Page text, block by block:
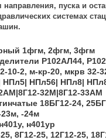
пуска и
системах
1фгм, 2фгм, 3фгм
Р102АЛ44,
10-2, м-кр-20, мкрв 32-
НПл5| НПл56| НПл8|
32М|8Г12-33АМ
18БГ12-24,
23м, -24м
н401ур
8Г12-25, 12Г12-25,